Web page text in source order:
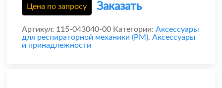
Цена по запросу Заказать
Артикул: 115-043040-00 Категории: Аксессуары
для респираторной механики (РМ), Аксессуары
и принадлежности